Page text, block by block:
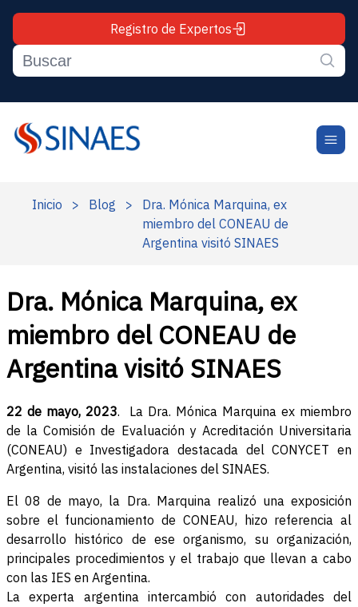
Registro de Expertos
Inicio > Blog >
Dra. Mónica Marquina, ex
miembro del CONEAU de
Argentina visitó SINAES
Dra. Mónica Marquina, ex
miembro del CONEAU de
Argentina visitó SINAES
22 de mayo, 2023. La Dra. Mónica Marquina ex miembro
de la Comisión de Evaluación y Acreditación Universitaria
(CONEAU) e Investigadora destacada del CONYCET en
Argentina, visitó las instalaciones del SINAES.
El 08 de mayo, la Dra. Marquina realizó una exposición
sobre el funcionamiento de CONEAU, hizo referencia al
desarrollo histórico de ese organismo, su organización,
principales procedimientos y el trabajo que llevan a cabo
con las IES en Argentina.
La experta argentina intercambió con autoridades del